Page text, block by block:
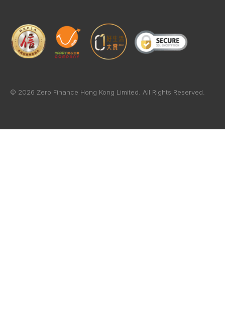
© 2026 Zero Finance Hong Kong Limited. All Rights Reserved.